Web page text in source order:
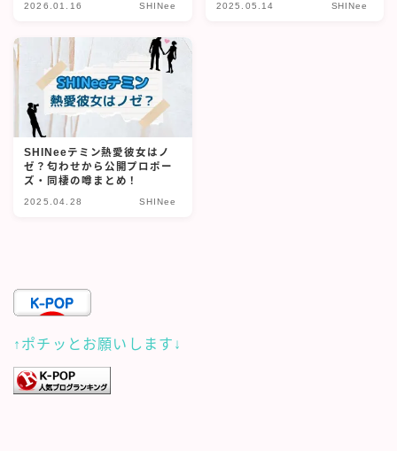
2026.01.16 SHINee 2025.05.14 SHINee
SHINeeテミン熱愛彼女はノ
ゼ？匂わせから公開プロポー
ズ・同棲の噂まとめ！
2025.04.28 SHINee
↑ポチッとお願いします↓